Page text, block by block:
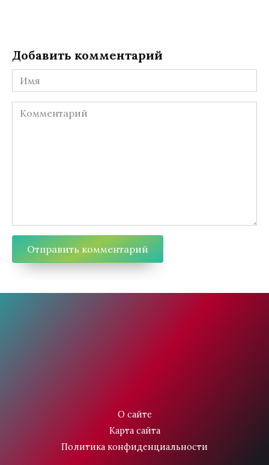
Добавить комментарий
Имя
Комментарий
О сайте
Карта сайта
Политика конфиденциальности